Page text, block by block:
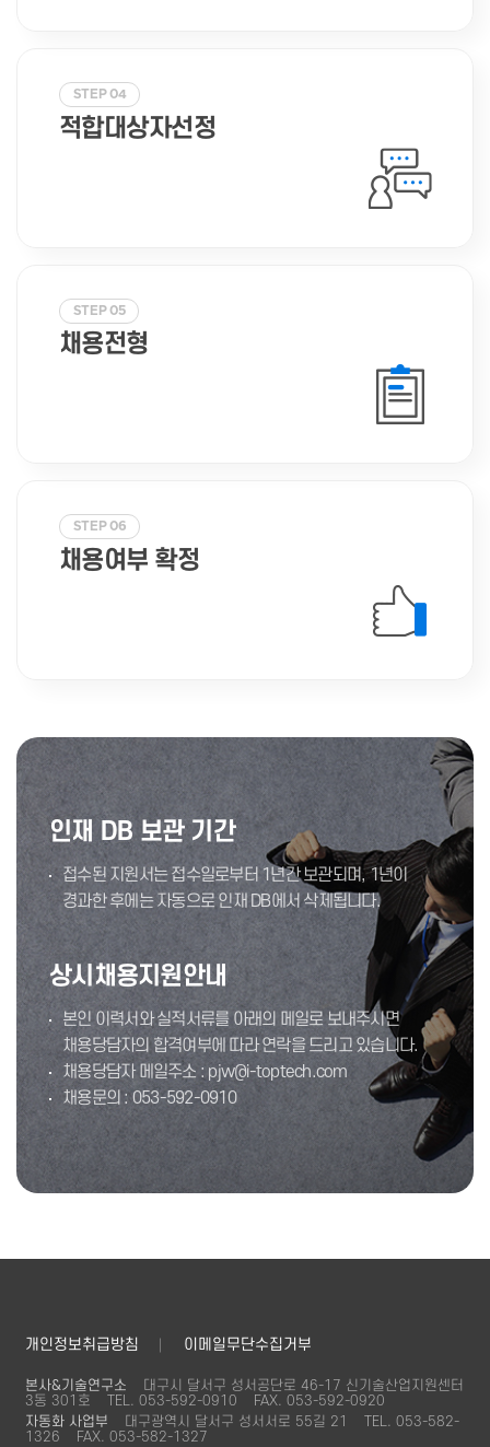
STEP 04
적합대상자선정
STEP 05
채용전형
STEP 06
채용여부 확정
인재 DB 보관 기간
접수된 지원서는 접수일로부터 1년간 보관되며, 1년이
경과한 후에는 자동으로 인재 DB에서 삭제됩니다.
상시채용지원안내
본인 이력서와 실적서류를 아래의 메일로 보내주시면
채용당담자의 합격여부에 따라 연락을 드리고 있습니다.
채용당담자 메일주소 : pjw@i-toptech.com
채용문의 : 053-592-0910
개인정보취급방침 이메일무단수집거부
본사&기술연구소
대구시 달서구 성서공단로 46-17 신기술산업지원센터
3동 301호
TEL. 053-592-0910
FAX. 053-592-0920
자동화 사업부
대구광역시 달서구 성서서로 55길 21
TEL. 053-582-
1326
FAX. 053-582-1327